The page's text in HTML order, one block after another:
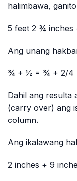
halimbawa,
5 feet 2 ¾ inches
Ang unang
¾ + ½ = ¾ + 2/4
Dahil ang resulta
(carry over) ang
column.
Ang ikalawang
2 inches + 9